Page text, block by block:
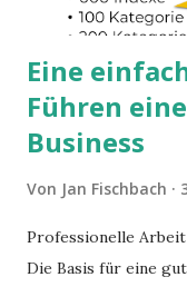
Eine
Führen
Business
Von Jan Fischbach
Professionelle
Die Basis für eine